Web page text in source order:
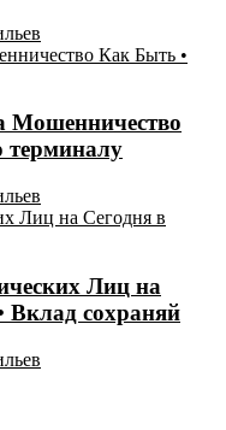
Мошенничество
Лиц на
Вклад сохраняй